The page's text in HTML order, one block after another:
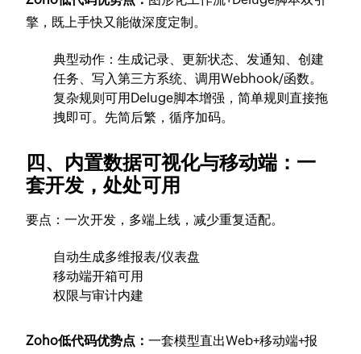
擎，既上手快又能做深度定制。
典型动作：生成记录、更新状态、发通知、创建
任务、写入第三方系统、调用Webhook/函数。
复杂规则可用Deluge脚本增强，简单规则直接拖
拽即可。先简后繁，循序加码。
四、内置数据可视化与移动端：一
套开发，处处可用
要点：一次开发，多端上线，减少重复适配。
自动生成多维报表/仪表盘
移动端开箱可用
权限与审计内建
Zoho低代码优势点：一套模型直出Web+移动端+报